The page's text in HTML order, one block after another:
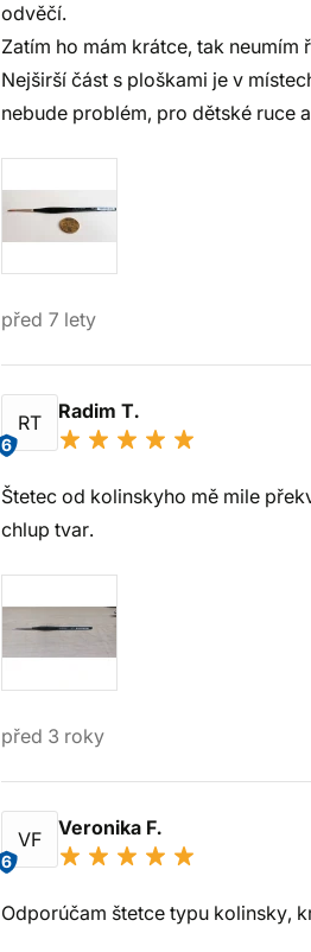
odvěčí.
Zatím ho mám krátce, tak
Nejširší část s ploškami je v
nebude problém, pro dětské ruce
před 7 lety
RT
6
Radim T.
Štetec od kolinskyho mě mile
chlup tvar.
před 3 roky
VF
6
Veronika F.
Odporúčam štetce typu kolinsky,